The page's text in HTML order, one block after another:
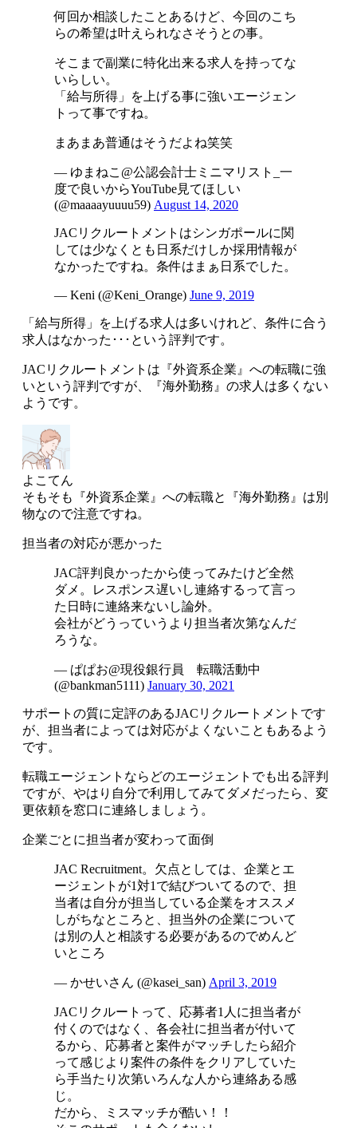
何回か相談したことあるけど、今回のこち
らの希望は叶えられなさそうとの事。
そこまで副業に特化出来る求人を持ってな
いらしい。
「給与所得」を上げる事に強いエージェン
トって事ですね。
まあまあ普通はそうだよね笑笑
— ゆまねこ@公認会計士ミニマリスト_一
度で良いからYouTube見てほしい
(@maaaayuuuu59) August 14, 2020
JACリクルートメントはシンガポールに関
しては少なくとも日系だけしか採用情報が
なかったですね。条件はまぁ日系でした。
— Keni (@Keni_Orange) June 9, 2019
「給与所得」を上げる求人は多いけれど、条件に合う
求人はなかった･･･という評判です。
JACリクルートメントは 『外資系企業』への転職に強
いという評判ですが、『海外勤務』の求人は多くない
ようです。
よこてん
そもそも『外資系企業』への転職と『海外勤務』は別
物なので注意ですね。
担当者の対応が悪かった
JAC評判良かったから使ってみたけど全然
ダメ。レスポンス遅いし連絡するって言っ
た日時に連絡来ないし論外。
会社がどうっていうより担当者次第なんだ
ろうな。
— ぱぱお@現役銀行員 転職活動中
(@bankman5111) January 30, 2021
サポートの質に定評のあるJACリクルートメントです
が、 担当者によっては対応がよくないこともあるよう
です。
転職エージェントならどのエージェントでも出る評判
ですが、やはり自分で利用してみてダメだったら、変
更依頼を窓口に連絡しましょう。
企業ごとに担当者が変わって面倒
JAC Recruitment。欠点としては、企業とエ
ージェントが1対1で結びついてるので、担
当者は自分が担当している企業をオススメ
しがちなところと、担当外の企業について
は別の人と相談する必要があるのでめんど
いところ
— かせいさん (@kasei_san) April 3, 2019
JACリクルートって、応募者1人に担当者が
付くのではなく、各会社に担当者が付いて
るから、応募者と案件がマッチしたら紹介
って感じより案件の条件をクリアしていた
ら手当たり次第いろんな人から連絡ある感
じ。
だから、ミスマッチが酷い！！